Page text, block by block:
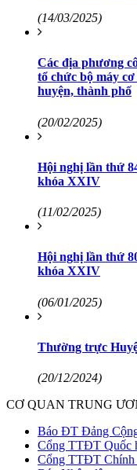
(14/03/2025)
Các địa phương
tổ chức bộ máy
huyện, thành phố
(20/02/2025)
Hội nghị lần thứ
khóa XXIV
(11/02/2025)
Hội nghị lần thứ
khóa XXIV
(06/01/2025)
Thường trực
(20/12/2024)
CƠ QUAN TRUNG
Báo ĐT Đảng
Cổng TTĐT Quốc
Cổng TTĐT